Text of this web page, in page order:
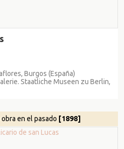
Burgos (España)
Staatliche Museen zu Berlin,
en el pasado [1898]